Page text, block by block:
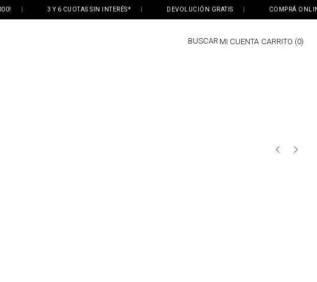
| 3 Y 6 CUOTAS SIN INTERÉS* | DEVOLUCIÓN GRATIS | COMPRÁ ONLINE,
BUSCAR MI CUENTA 0